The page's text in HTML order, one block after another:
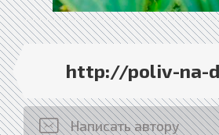
http://poliv-na-
Написать автору